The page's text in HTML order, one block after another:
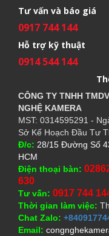
Tư vấn và báo giá
0917 744 144
Hỗ trợ kỹ thuật
0914 544 144
CÔNG TY TNHH
NGHỆ KAMERA
MST: 0314595291 -
Sở Kế Hoạch Đầu Tư
Đ/c: 28/15 Đường Số
HCM
Điện thoại bàn:
630
Tư vấn: 0917 744
Thời gian làm việc:
Chat Zalo:
Email: